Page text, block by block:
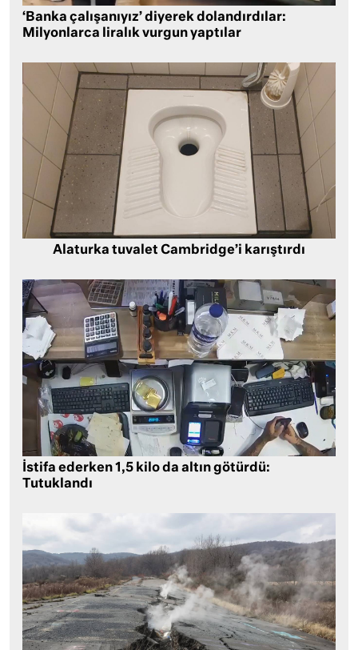
‘Banka çalışanıyız’ diyerek dolandırdılar:
Milyonlarca liralık vurgun yaptılar
Alaturka tuvalet Cambridge’i karıştırdı
İstifa ederken 1,5 kilo da altın götürdü:
Tutuklandı